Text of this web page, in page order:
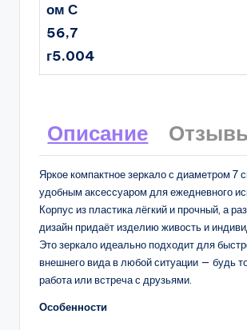
ом С
56,7
г5.004
Описание
Яркое компактное зеркало с диаметром 7
удобным аксессуаром для ежедневного
Корпус из пластика лёгкий и прочный, а
дизайн придаёт изделию живость и
Это зеркало идеально подходит для
внешнего вида в любой ситуации — будь то
работа или встреча с друзьями.
Особенности